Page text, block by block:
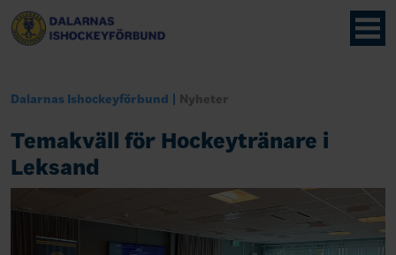
Dalarnas Ishockeyförbund Nyheter
Temakväll för Hockeytränare i
Leksand